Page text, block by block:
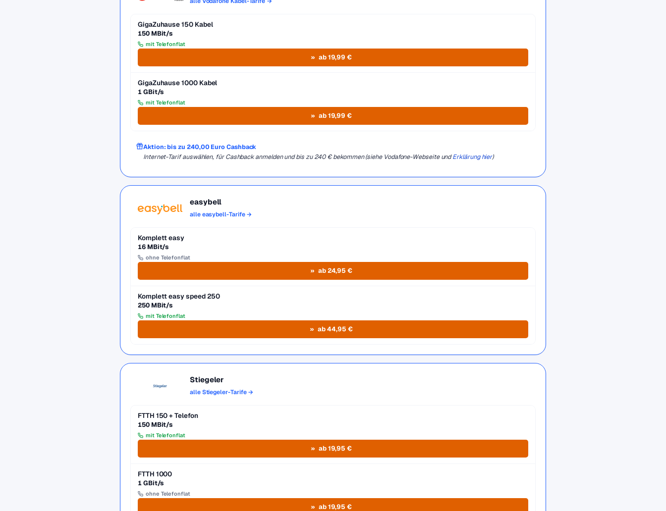
GigaZuhause 150 Kabel
150 MBit/s
mit Telefonflat
ab 19,99 €
GigaZuhause 1000 Kabel
1 GBit/s
mit Telefonflat
ab 19,99 €
Aktion: bis zu 240,00 Euro Cashback
Internet-Tarif auswählen, für Cashback anmelden und bis zu 240 € bekommen (siehe Vodafone-Webseite undErklärung hier)
easybell
alle easybell-Tarife →
Komplett easy
16 MBit/s
ohne Telefonflat
ab 24,95 €
Komplett easy speed 250
250 MBit/s
mit Telefonflat
ab 44,95 €
Stiegeler
alle Stiegeler-Tarife →
FTTH 150 + Telefon
150 MBit/s
mit Telefonflat
ab 19,95 €
FTTH 1000
1 GBit/s
ohne Telefonflat
ab 19,95 €